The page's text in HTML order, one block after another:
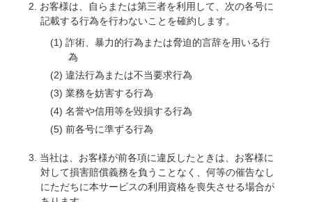
お客様は、自らまたは第三者を利用して、次の各号に
記載する行為を行わないことを確約します。
詐術、暴力的行為または脅迫的言辞を用いる行
為
違法行為または不当要求行為
業務を妨害する行為
名誉や信用等を毀損する行為
前各号に準ずる行為
当社は、お客様が前各項に違反したときは、お客様に
対して損害賠償義務を負うことなく、何等の催告なし
にただちに本サービスの利用資格を喪失させる場合が